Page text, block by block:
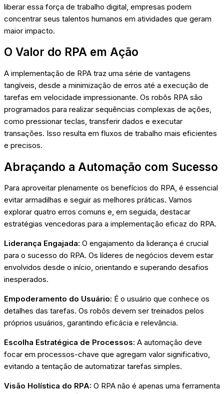
liberar essa força de trabalho digital, empresas podem
concentrar seus talentos humanos em atividades que geram
maior impacto.
O Valor do RPA em Ação
A implementação de RPA traz uma série de vantagens
tangíveis, desde a minimização de erros até a execução de
tarefas em velocidade impressionante. Os robôs RPA são
programados para realizar sequências complexas de ações,
como pressionar teclas, transferir dados e executar
transações. Isso resulta em fluxos de trabalho mais eficientes
e precisos.
Abraçando a Automação com Sucesso
Para aproveitar plenamente os benefícios do RPA, é essencial
evitar armadilhas e seguir as melhores práticas. Vamos
explorar quatro erros comuns e, em seguida, destacar
estratégias vencedoras para a implementação eficaz do RPA.
Liderança Engajada: O engajamento da liderança é crucial
para o sucesso do RPA. Os líderes de negócios devem estar
envolvidos desde o início, orientando e superando desafios
inesperados.
Empoderamento do Usuário: É o usuário que conhece os
detalhes das tarefas. Os robôs devem ser treinados pelos
próprios usuários, garantindo eficácia e relevância.
Escolha Estratégica de Processos: A automação deve
focar em processos-chave que agregam valor significativo,
evitando a tentação de automatizar tarefas simples.
Visão Holística do RPA: O RPA não é apenas uma ferramenta